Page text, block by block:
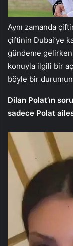
Aynı zamanda
çiftinin Dubai’ye
gündeme
konuyla ilgili bir
böyle bir durumun
Dilan Polat’ın
sadece Polat